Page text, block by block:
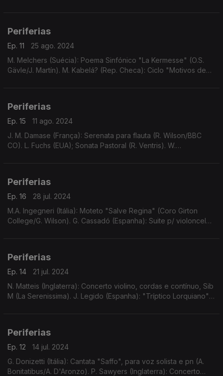
Periferias
Ep. 11
25 ago. 2024
M. Melchers (Suécia): Poema Sinfónico "La Kermesse" (O.S.
Gävle/J. Martín). M. Kabelá? (Rep. Checa): Ciclo "Motivos de
Periferias
Ep. 15
11 ago. 2024
J. M. Damase (França): Serenata para flauta (R. Wilson/BBC
CO). L. Fuchs (EUA); Sonata Pastoral (R. Ventris). W.
Periferias
Ep. 16
28 jul. 2024
M.A. Ingegneri (Itália): Moteto "Salve Regina" (Coro Girton
College/G. Wilson). G. Cassadó (Espanha): Suite p/ violoncelo
Periferias
Ep. 14
21 jul. 2024
N. Matteis (Inglaterra): Concerto violino, cordas e contínuo, Sib
M (La Serenissima). J. Legido (Espanha): "Tríptico Lorquiano"
Periferias
Ep. 12
14 jul. 2024
G. Donizetti (Itália): Cantata "Saffo", para voz solista e pn (A.
Bonitatibus/A. D'Aronzo). P. Sawyers (Inglaterra): Concerto